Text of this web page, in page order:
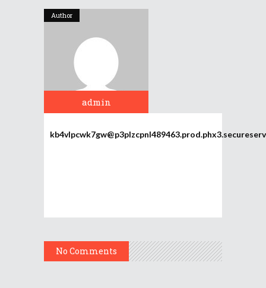
Author
admin
No Comments